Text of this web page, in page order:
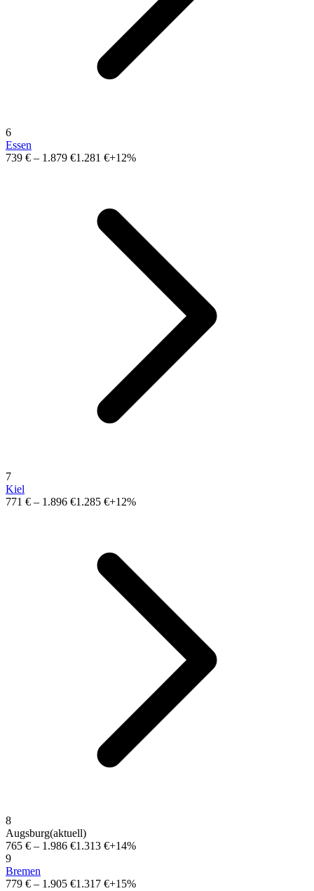
6
Essen
739 € – 1.879 €1.281 €+12%
7
Kiel
771 € – 1.896 €1.285 €+12%
8
Augsburg(aktuell)
765 € – 1.986 €1.313 €+14%
9
Bremen
779 € – 1.905 €1.317 €+15%